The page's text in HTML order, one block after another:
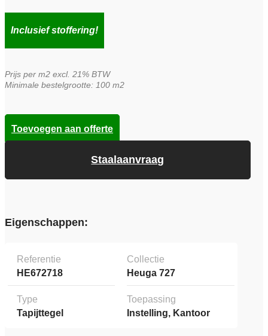
Inclusief stoffering!
Prijs per m2 excl. 21% BTW
Minimale bestelgrootte: 100 m2
Staalaanvraag
Toevoegen aan offerte
Eigenschappen:
Referentie
HE672718
Collectie
Heuga 727
Type
Tapijttegel
Toepassing
Instelling, Kantoor